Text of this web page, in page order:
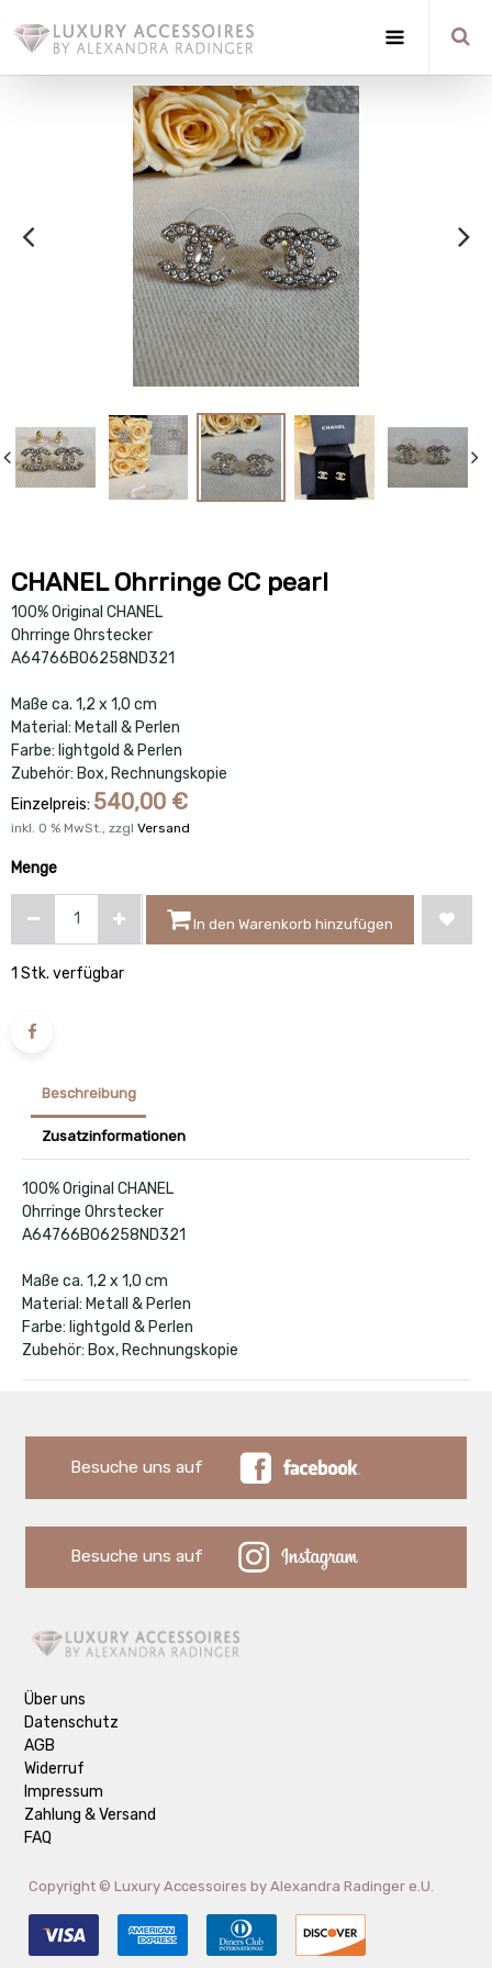
CHANEL Ohrringe CC pearl
100% Original CHANEL
Ohrringe Ohrstecker
A64766B06258ND321
Maße ca. 1,2 x 1,0 cm
Material: Metall & Perlen
Farbe: lightgold & Perlen
Zubehör: Box, Rechnungskopie
Einzelpreis: 540,00 €
inkl. 0 % MwSt., zzgl Versand
Menge
In den Warenkorb hinzufügen
1 Stk. verfügbar
Beschreibung
Zusatzinformationen
100% Original CHANEL
Ohrringe Ohrstecker
A64766B06258ND321
Maße ca. 1,2 x 1,0 cm
Material: Metall & Perlen
Farbe: lightgold & Perlen
Zubehör: Box, Rechnungskopie
Besuche uns auf
Besuche uns auf
Über uns
Datenschutz
AGB
Widerruf
Impressum
Zahlung & Versand
FAQ
Copyright © Luxury Accessoires by Alexandra Radinger e.U.